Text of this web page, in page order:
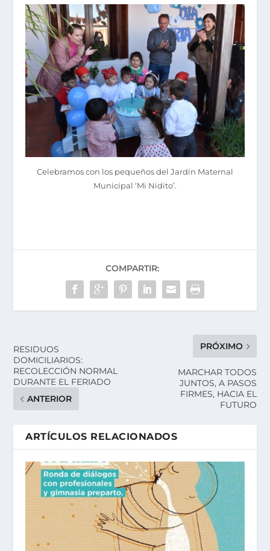
Celebramos con los pequeños del Jardín Maternal
Municipal ‘Mi Nidito’.
COMPARTIR:
RESIDUOS
DOMICILIARIOS:
RECOLECCIÓN NORMAL
DURANTE EL FERIADO
ANTERIOR
PRÓXIMO
MARCHAR TODOS
JUNTOS, A PASOS
FIRMES, HACIA EL
FUTURO
ARTÍCULOS RELACIONADOS